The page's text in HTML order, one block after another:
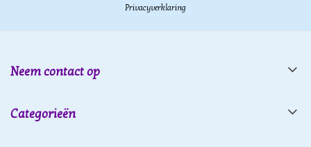
Privacyverklaring
Neem contact op
Categorieën